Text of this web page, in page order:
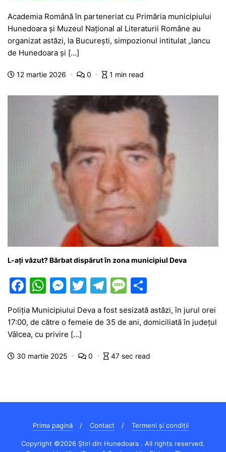
c
e
b
o
at
s
A
p
s
s
e
n
er
itt
er
e
gr
m
s
s
g
ta
je
Academia Română în parteneriat cu Primăria municipiului
Hunedoara şi Muzeul Naţional al Literaturii Române au
organizat astăzi, la Bucureşti, simpozionul intitulat „Iancu
de Hunedoara şi […]
12 martie 2026 0 1 min read
L-ați văzut? Bărbat dispărut în zona municipiul Deva
F
c
e
b
k
W
at
s
A
p
M
s
s
e
er
T
itt
T
e
a
m
M
s
a
g
ta
a
Poliția Municipiului Deva a fost sesizată astăzi, în jurul orei
17:00, de către o femeie de 35 de ani, domiciliată în județul
Vâlcea, cu privire […]
30 martie 2025 0 47 sec read
Prima pagină Contact Termeni și condiții
Copyright ©2026 Știri din Hunedoara . All rights reserved.